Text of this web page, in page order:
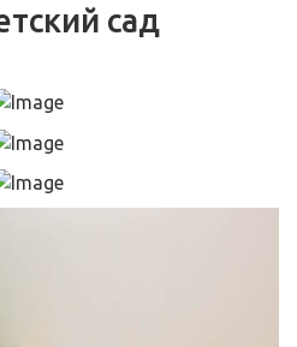
сад